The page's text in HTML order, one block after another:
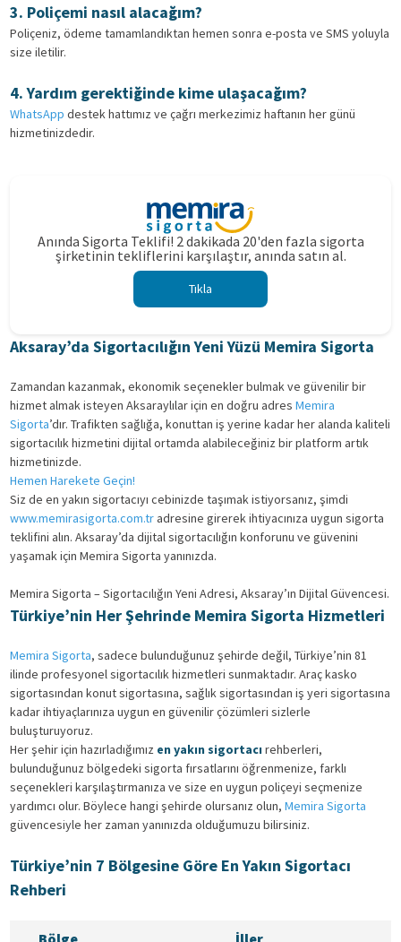
3. Poliçemi nasıl alacağım?
Poliçeniz, ödeme tamamlandıktan hemen sonra e-posta ve SMS yoluyla
size iletilir.
4. Yardım gerektiğinde kime ulaşacağım?
WhatsApp destek hattımız ve çağrı merkezimiz haftanın her günü
hizmetinizdedir.
Anında Sigorta Teklifi! 2 dakikada 20'den fazla sigorta
şirketinin tekliflerini karşılaştır, anında satın al.
Tıkla
Aksaray’da Sigortacılığın Yeni Yüzü Memira Sigorta
Zamandan kazanmak, ekonomik seçenekler bulmak ve güvenilir bir
hizmet almak isteyen Aksaraylılar için en doğru adres Memira
Sigorta’dır. Trafikten sağlığa, konuttan iş yerine kadar her alanda kaliteli
sigortacılık hizmetini dijital ortamda alabileceğiniz bir platform artık
hizmetinizde.
Hemen Harekete Geçin!
Siz de en yakın sigortacıyı cebinizde taşımak istiyorsanız, şimdi
www.memirasigorta.com.tr adresine girerek ihtiyacınıza uygun sigorta
teklifini alın. Aksaray’da dijital sigortacılığın konforunu ve güvenini
yaşamak için Memira Sigorta yanınızda.
Memira Sigorta – Sigortacılığın Yeni Adresi, Aksaray’ın Dijital Güvencesi.
Türkiye’nin Her Şehrinde Memira Sigorta Hizmetleri
Memira Sigorta, sadece bulunduğunuz şehirde değil, Türkiye’nin 81
ilinde profesyonel sigortacılık hizmetleri sunmaktadır. Araç kasko
sigortasından konut sigortasına, sağlık sigortasından iş yeri sigortasına
kadar ihtiyaçlarınıza uygun en güvenilir çözümleri sizlerle
buluşturuyoruz.
Her şehir için hazırladığımız en yakın sigortacı rehberleri,
bulunduğunuz bölgedeki sigorta fırsatlarını öğrenmenize, farklı
seçenekleri karşılaştırmanıza ve size en uygun poliçeyi seçmenize
yardımcı olur. Böylece hangi şehirde olursanız olun, Memira Sigorta
güvencesiyle her zaman yanınızda olduğumuzu bilirsiniz.
Türkiye’nin 7 Bölgesine Göre En Yakın Sigortacı
Rehberi
Bölge İller